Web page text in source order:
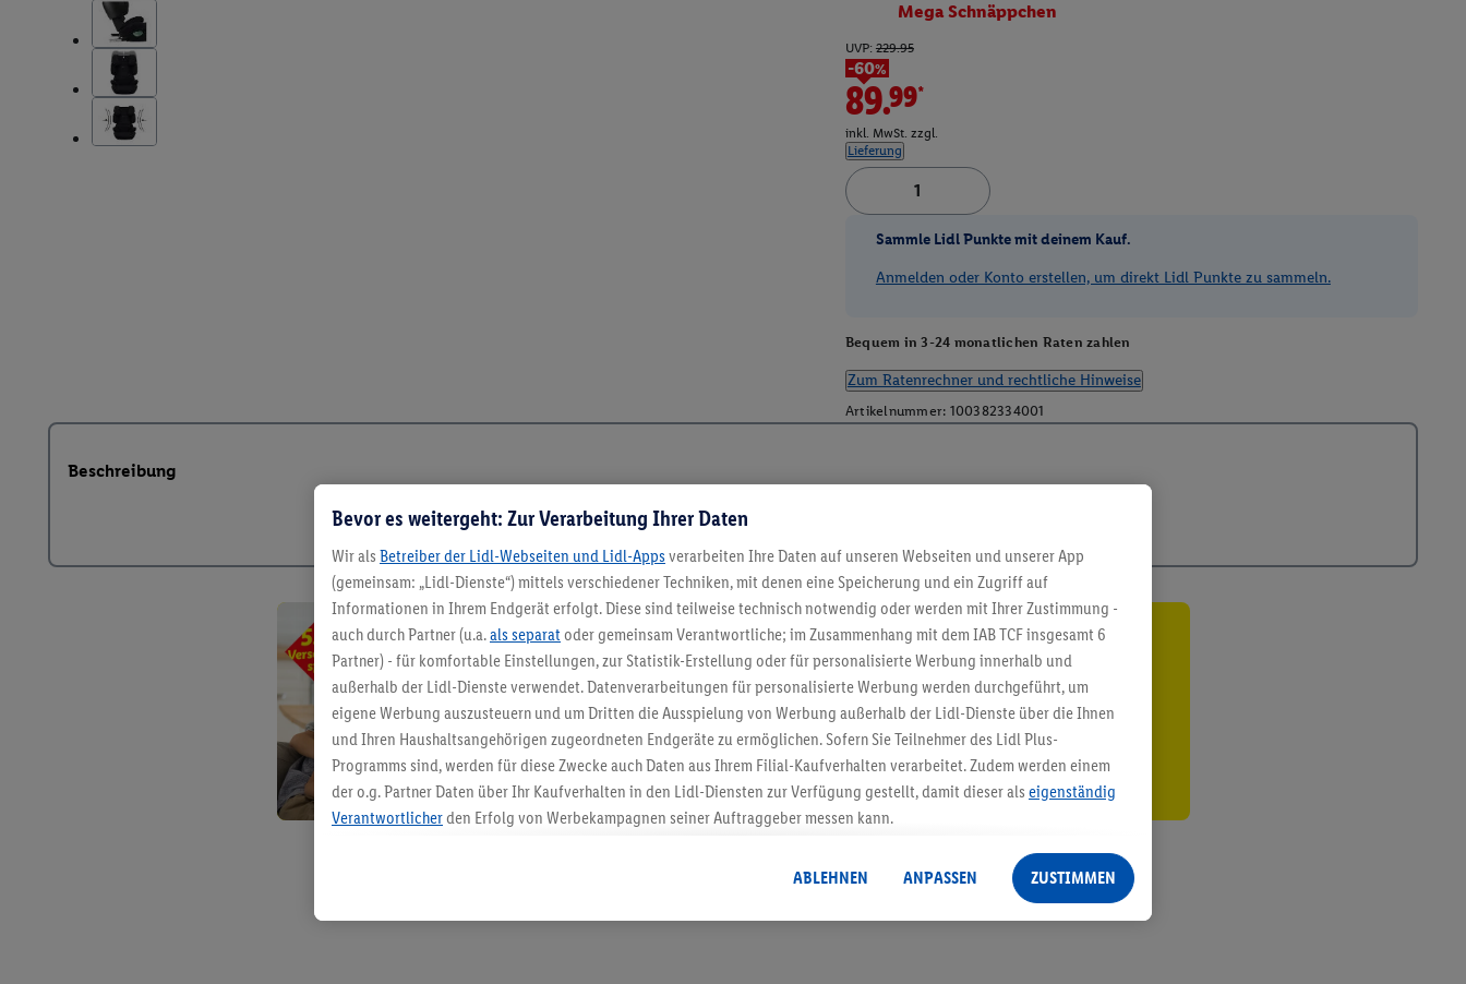
Mega Schnäppchen
UVP: 229.95
-60%
89.99*
inkl. MwSt. zzgl.
Lieferung
Sammle Lidl Punkte mit deinem Kauf.
Anmelden oder Konto erstellen, um direkt Lidl Punkte zu sammeln.
Bequem in 3-24 monatlichen Raten zahlen
Zum Ratenrechner und rechtliche Hinweise
Artikelnummer: 100382334001
Beschreibung
5.95 € Versand sparen³²ᵃ
Jetzt zum Newsletter anmelden
Gutschein sichern!
Bevor es weitergeht: Zur Verarbeitung Ihrer Daten
Wir als Betreiber der Lidl-Webseiten und Lidl-Apps verarbeiten Ihre Daten auf unseren Webseiten und unserer App
(gemeinsam: „Lidl-Dienste“) mittels verschiedener Techniken, mit denen eine Speicherung und ein Zugriff auf
Informationen in Ihrem Endgerät erfolgt. Diese sind teilweise technisch notwendig oder werden mit Ihrer Zustimmung -
auch durch Partner (u.a.als separat oder gemeinsam Verantwortliche; im Zusammenhang mit dem IAB TCF insgesamt 6
Partner) - für komfortable Einstellungen, zur Statistik-Erstellung oder für personalisierte Werbung innerhalb und
außerhalb der Lidl-Dienste verwendet. Datenverarbeitungen für personalisierte Werbung werden durchgeführt, um
eigene Werbung auszusteuern und um Dritten die Ausspielung von Werbung außerhalb der Lidl-Dienste über die Ihnen
und Ihren Haushaltsangehörigen zugeordneten Endgeräte zu ermöglichen. Sofern Sie Teilnehmer des Lidl Plus-
Programms sind, werden für diese Zwecke auch Daten aus Ihrem Filial-Kaufverhalten verarbeitet. Zudem werden einem
der o.g. Partner Daten über Ihr Kaufverhalten in den Lidl-Diensten zur Verfügung gestellt, damit dieser als eigenständig
Verantwortlicherden Erfolg von Werbekampagnen seiner Auftraggeber messen kann.
angereicherten Profilen. Dies umfasst die Zusammenführung von Daten (z.B. über Ihre Nutzung der Lidl-Dienste, Ihr
Kaufverhalten in den Lidl-Diensten, Informationen aus Ihrem Kundenkonto - z.B. Alter oder Geschlecht - sowie Ihre
genauen Standortdaten) auch über verschiedene Endgeräte und Lidl-Dienste hinweg einschließlich dem Speichern von
ABLEHNEN ANPASSEN ZUSTIMMEN